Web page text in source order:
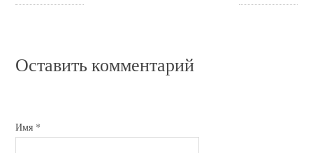
Оставить комментарий
Имя *